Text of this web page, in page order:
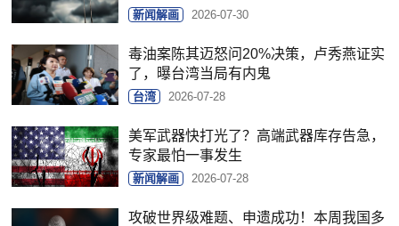
新闻解画 2026-07-30
毒油案陈其迈怒问20%决策，卢秀燕证实
了，曝台湾当局有内鬼
台湾 2026-07-28
美军武器快打光了？高端武器库存告急，
专家最怕一事发生
新闻解画 2026-07-28
攻破世界级难题、申遗成功！本周我国多